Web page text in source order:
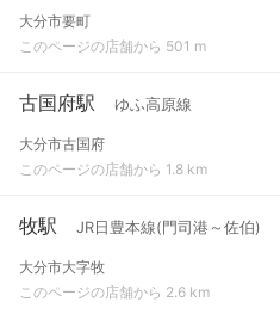
大分市要町
このページの店舗から 501 m
古国府駅 ゆふ高原線
大分市古国府
このページの店舗から 1.8 km
牧駅 JR日豊本線(門司港～佐伯)
大分市大字牧
このページの店舗から 2.6 km